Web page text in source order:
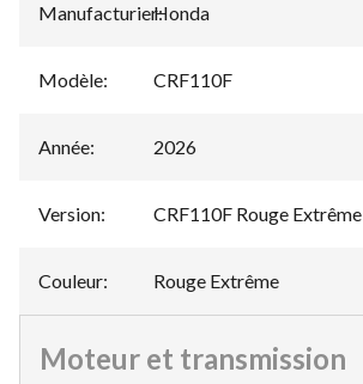
Manufacturier:
Honda
Modèle: CRF110F
Année: 2026
Version: CRF110F Rouge Extrême
Couleur: Rouge Extrême
Moteur et transmission